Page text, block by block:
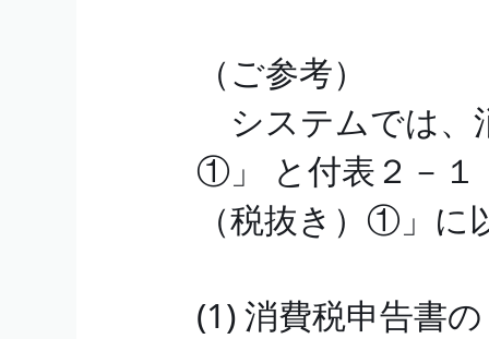
（ご参考）
システムでは、
①」 と付表２－１
（税抜き）①」
(1) 消費税申告書